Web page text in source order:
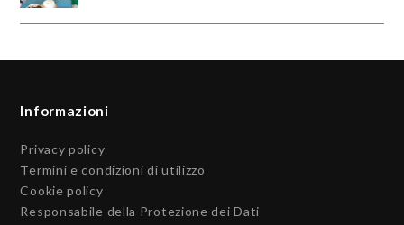
Informazioni
Privacy policy
Termini e condizioni di utilizzo
Cookie policy
Responsabile della Protezione dei Dati